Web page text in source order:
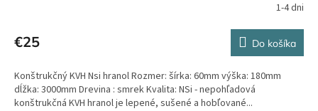
1-4 dni
€25 Do košíka
Konštrukčný KVH Nsi hranol Rozmer: šírka: 60mm výška: 180mm
dĺžka: 3000mm Drevina : smrek Kvalita: NSi - nepohľadová
konštrukčná KVH hranol je lepené, sušené a hobľované...